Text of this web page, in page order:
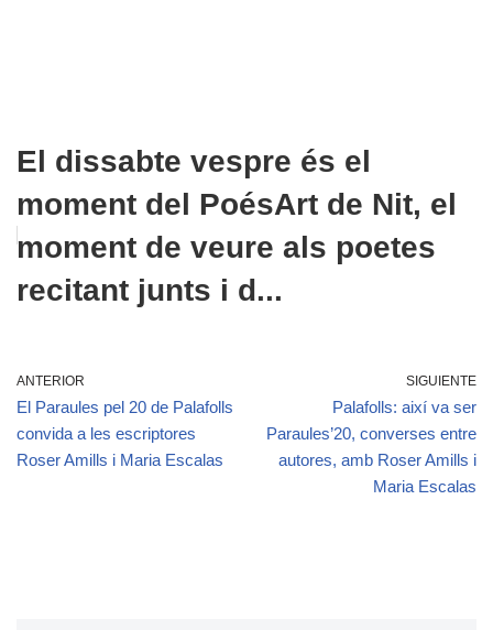
El dissabte vespre és el
moment del PoésArt de Nit, el
moment de veure als poetes
recitant junts i d...
ANTERIOR
El Paraules pel 20 de Palafolls
convida a les escriptores
Roser Amills i Maria Escalas
SIGUIENTE
Palafolls: així va ser
Paraules’20, converses entre
autores, amb Roser Amills i
Maria Escalas